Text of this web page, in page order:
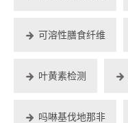
可溶性膳食纤维
叶黄素检测
吗啉基伐地那非